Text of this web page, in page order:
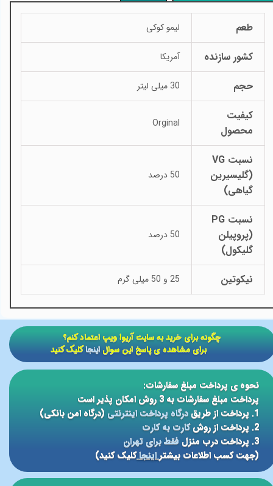
طعم لیمو کوکی
کشور سازنده آمریکا
حجم 30 میلی لیتر
کیفیت
محصول
Orginal
نسبت VG
(گلیسیرین
گیاهی)
50 درصد
نسبت PG
(پروپیلن
گلیکول)
50 درصد
نیکوتین 25 و 50 میلی گرم
نحوه ی پرداخت مبلغ سفارشات:
پرداخت مبلغ سفارشات به 3 روش امکان پذیر است
1. پرداخت از طریق
درگاه پرداخت اینترنتی(درگاه امن بانکی)
2. پرداخت از روش
کارت به کارت
3. پرداخت درب منزل
فقط برای تهران
(جهت کسب اطلاعات بیشتر اینجاکلیک کنید)
​​چگونه برای خرید به سایت آریوا ویپ اعتماد کنم؟
برای مشاهده ی پاسخ این سوالاینجاکلیک کنید